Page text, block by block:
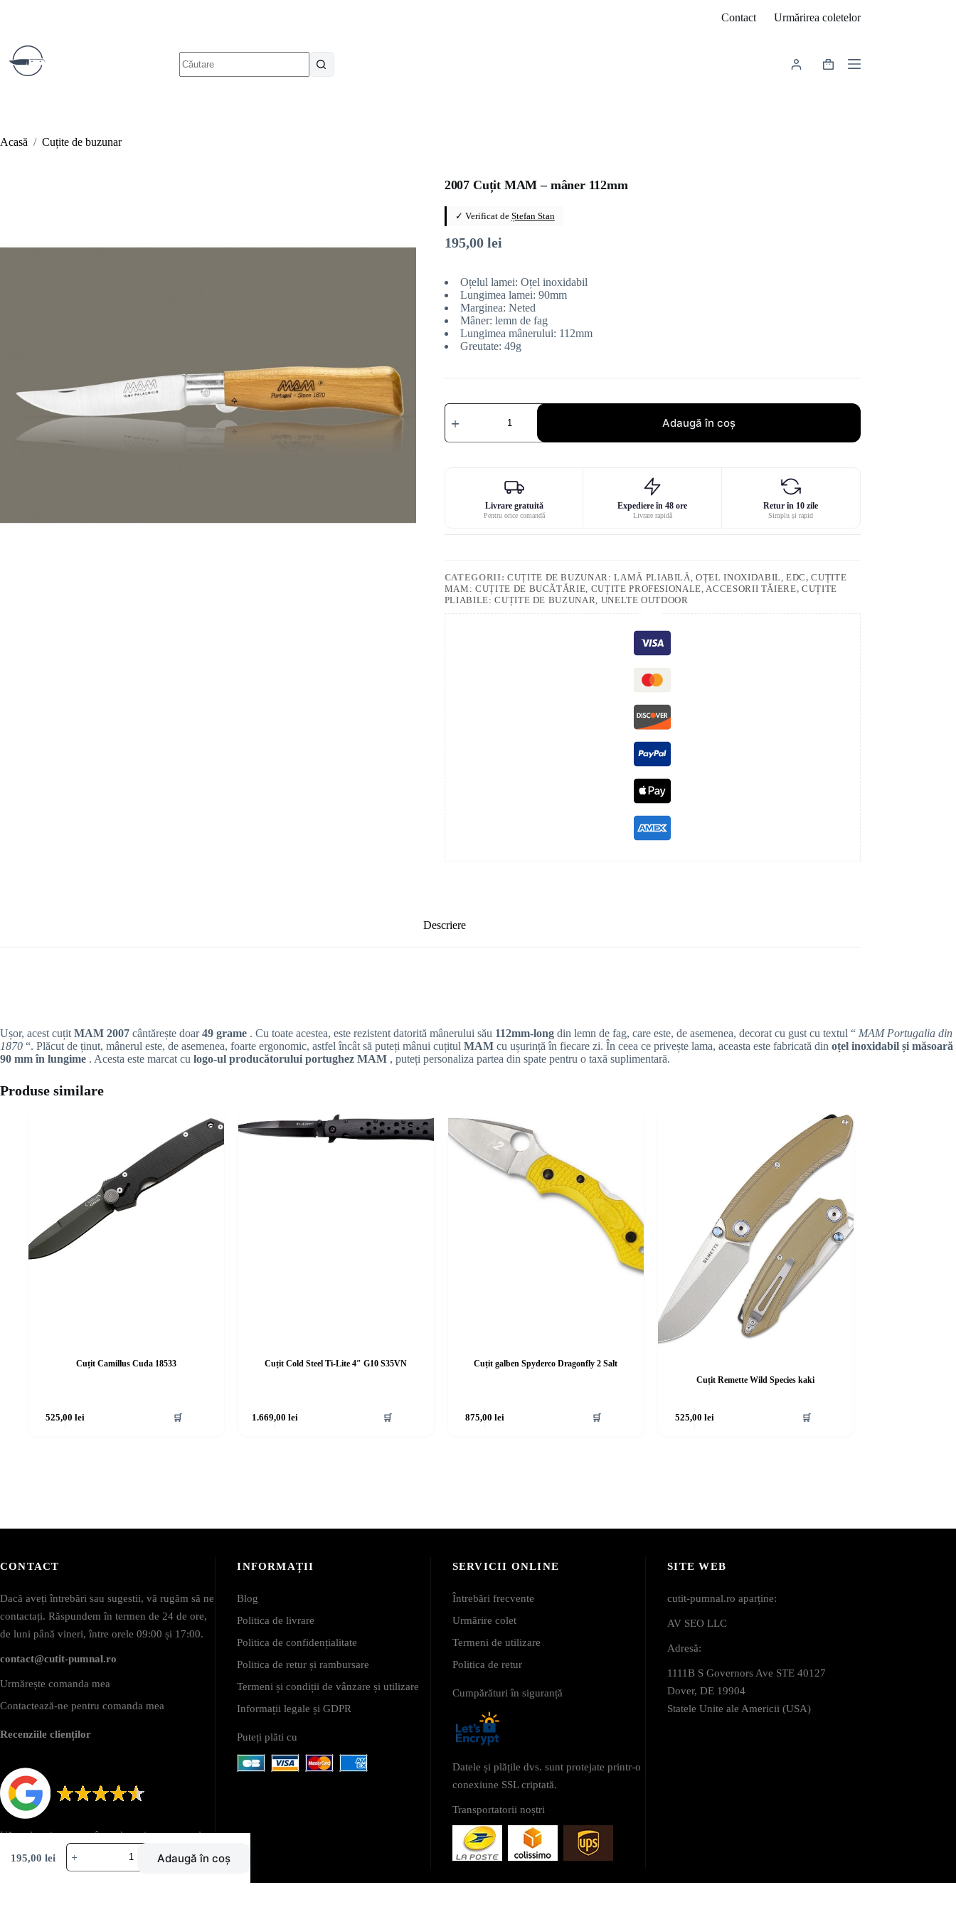
Contact Urmărirea coletelor
rezultat
Coș
Acasă / Cuțite de buzunar
2007 Cuțit MAM – mâner 112mm
✓ Verificat de Ștefan Stan
195,00 lei
Oțelul lamei: Oțel inoxidabil
Lungimea lamei: 90mm
Marginea: Neted
Mâner: lemn de fag
Lungimea mânerului: 112mm
Greutate: 49g
Cantitate
2007
MAM
Adaugă în coș
Livrare gratuită
Pentru orice comandă
Expediere în 48 ore
Livrare rapidă
Retur în 10 zile
Simplu și rapid
CATEGORII: CUȚITE DE BUZUNAR: LAMĂ PLIABILĂ, OȚEL INOXIDABIL, EDC,CUȚITE
MAM: CUȚITE DE BUCĂTĂRIE, CUȚITE PROFESIONALE, ACCESORII TĂIERE,CUȚITE
PLIABILE: CUȚITE DE BUZUNAR, UNELTE OUTDOOR
Descriere
Ușor, acest cuțit MAM 2007 cântărește doar49 grame . Cu toate acestea, este rezistent datorită mânerului său 112mm-long din lemn de fag, care este, de asemenea, decorat cu gust cu textul “ MAM Portugalia din
1870 “. Plăcut de ținut, mânerul este, de asemenea, foarte ergonomic, astfel încât să puteți mânui cuțitul MAM cu ușurință în fiecare zi. În ceea ce privește lama, aceasta este fabricată din oțel inoxidabil și măsoară
90 mm în lungime . Acesta este marcat cu logo-ul producătorului portughez MAM , puteți personaliza partea din spate pentru o taxă suplimentară.
Produse similare
Cuțit Camillus Cuda 18533
525,00lei 🛒
Cuțit Cold Steel Ti-Lite 4″ G10 S35VN
1.669,00lei 🛒
Cuțit galben Spyderco Dragonfly 2 Salt
875,00 lei 🛒
Cuțit Remette Wild Species kaki
525,00 lei 🛒
CONTACT
Dacă aveți întrebări sau sugestii, vă rugăm să ne
contactați. Răspundem în termen de 24 de ore,
de luni până vineri, între orele 09:00 și 17:00.
contact@cutit-pumnal.ro
Urmărește comanda mea
Contactează-ne pentru comanda mea
Recenziile clienților
Vă mulțumim pentru încredere și pentru sutele
de recenzii pozitive din partea clienților noștri.
INFORMAȚII
Blog
Politica de livrare
Politica de confidențialitate
Politica de retur și rambursare
Termeni și condiții de vânzare și utilizare
Informații legale și GDPR
Puteți plăti cu
SERVICII ONLINE
Întrebări frecvente
Urmărire colet
Termeni de utilizare
Politica de retur
Cumpărături în siguranță
Datele și plățile dvs. sunt protejate printr-o
conexiune SSL criptată.
Transportatorii noștri
SITE WEB
cutit-pumnal.ro aparține:
AV SEO LLC
Adresă:
1111B S Governors Ave STE 40127
Dover, DE 19904
Statele Unite ale Americii (USA)
195,00 lei
Cantitate
2007
Cuțit
Adaugă în coș